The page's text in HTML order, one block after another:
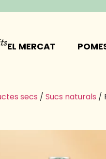
EL MERCAT
secs /Sucs naturals /